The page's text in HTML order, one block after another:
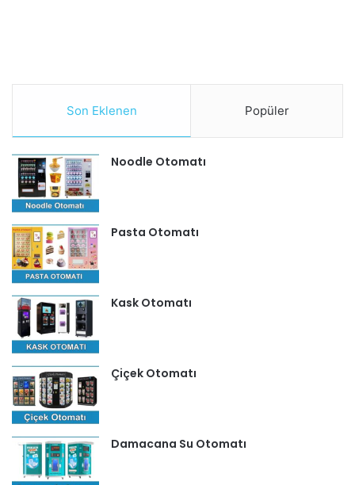
Son Eklenen Popüler
Noodle Otomatı
Pasta Otomatı
Kask Otomatı
Çiçek Otomatı
Damacana Su Otomatı